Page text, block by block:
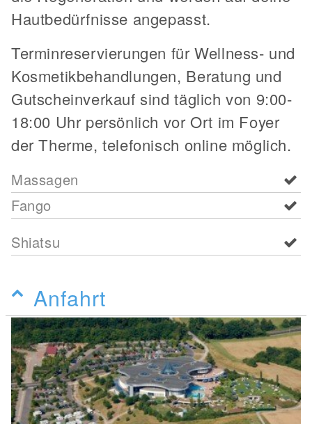
Hautbedürfnisse angepasst.
Terminreservierungen für Wellness- und
Kosmetikbehandlungen, Beratung und
Gutscheinverkauf sind täglich von 9:00-
18:00 Uhr persönlich vor Ort im Foyer
der Therme, telefonisch online möglich.
Massagen
Fango
Shiatsu
Anfahrt